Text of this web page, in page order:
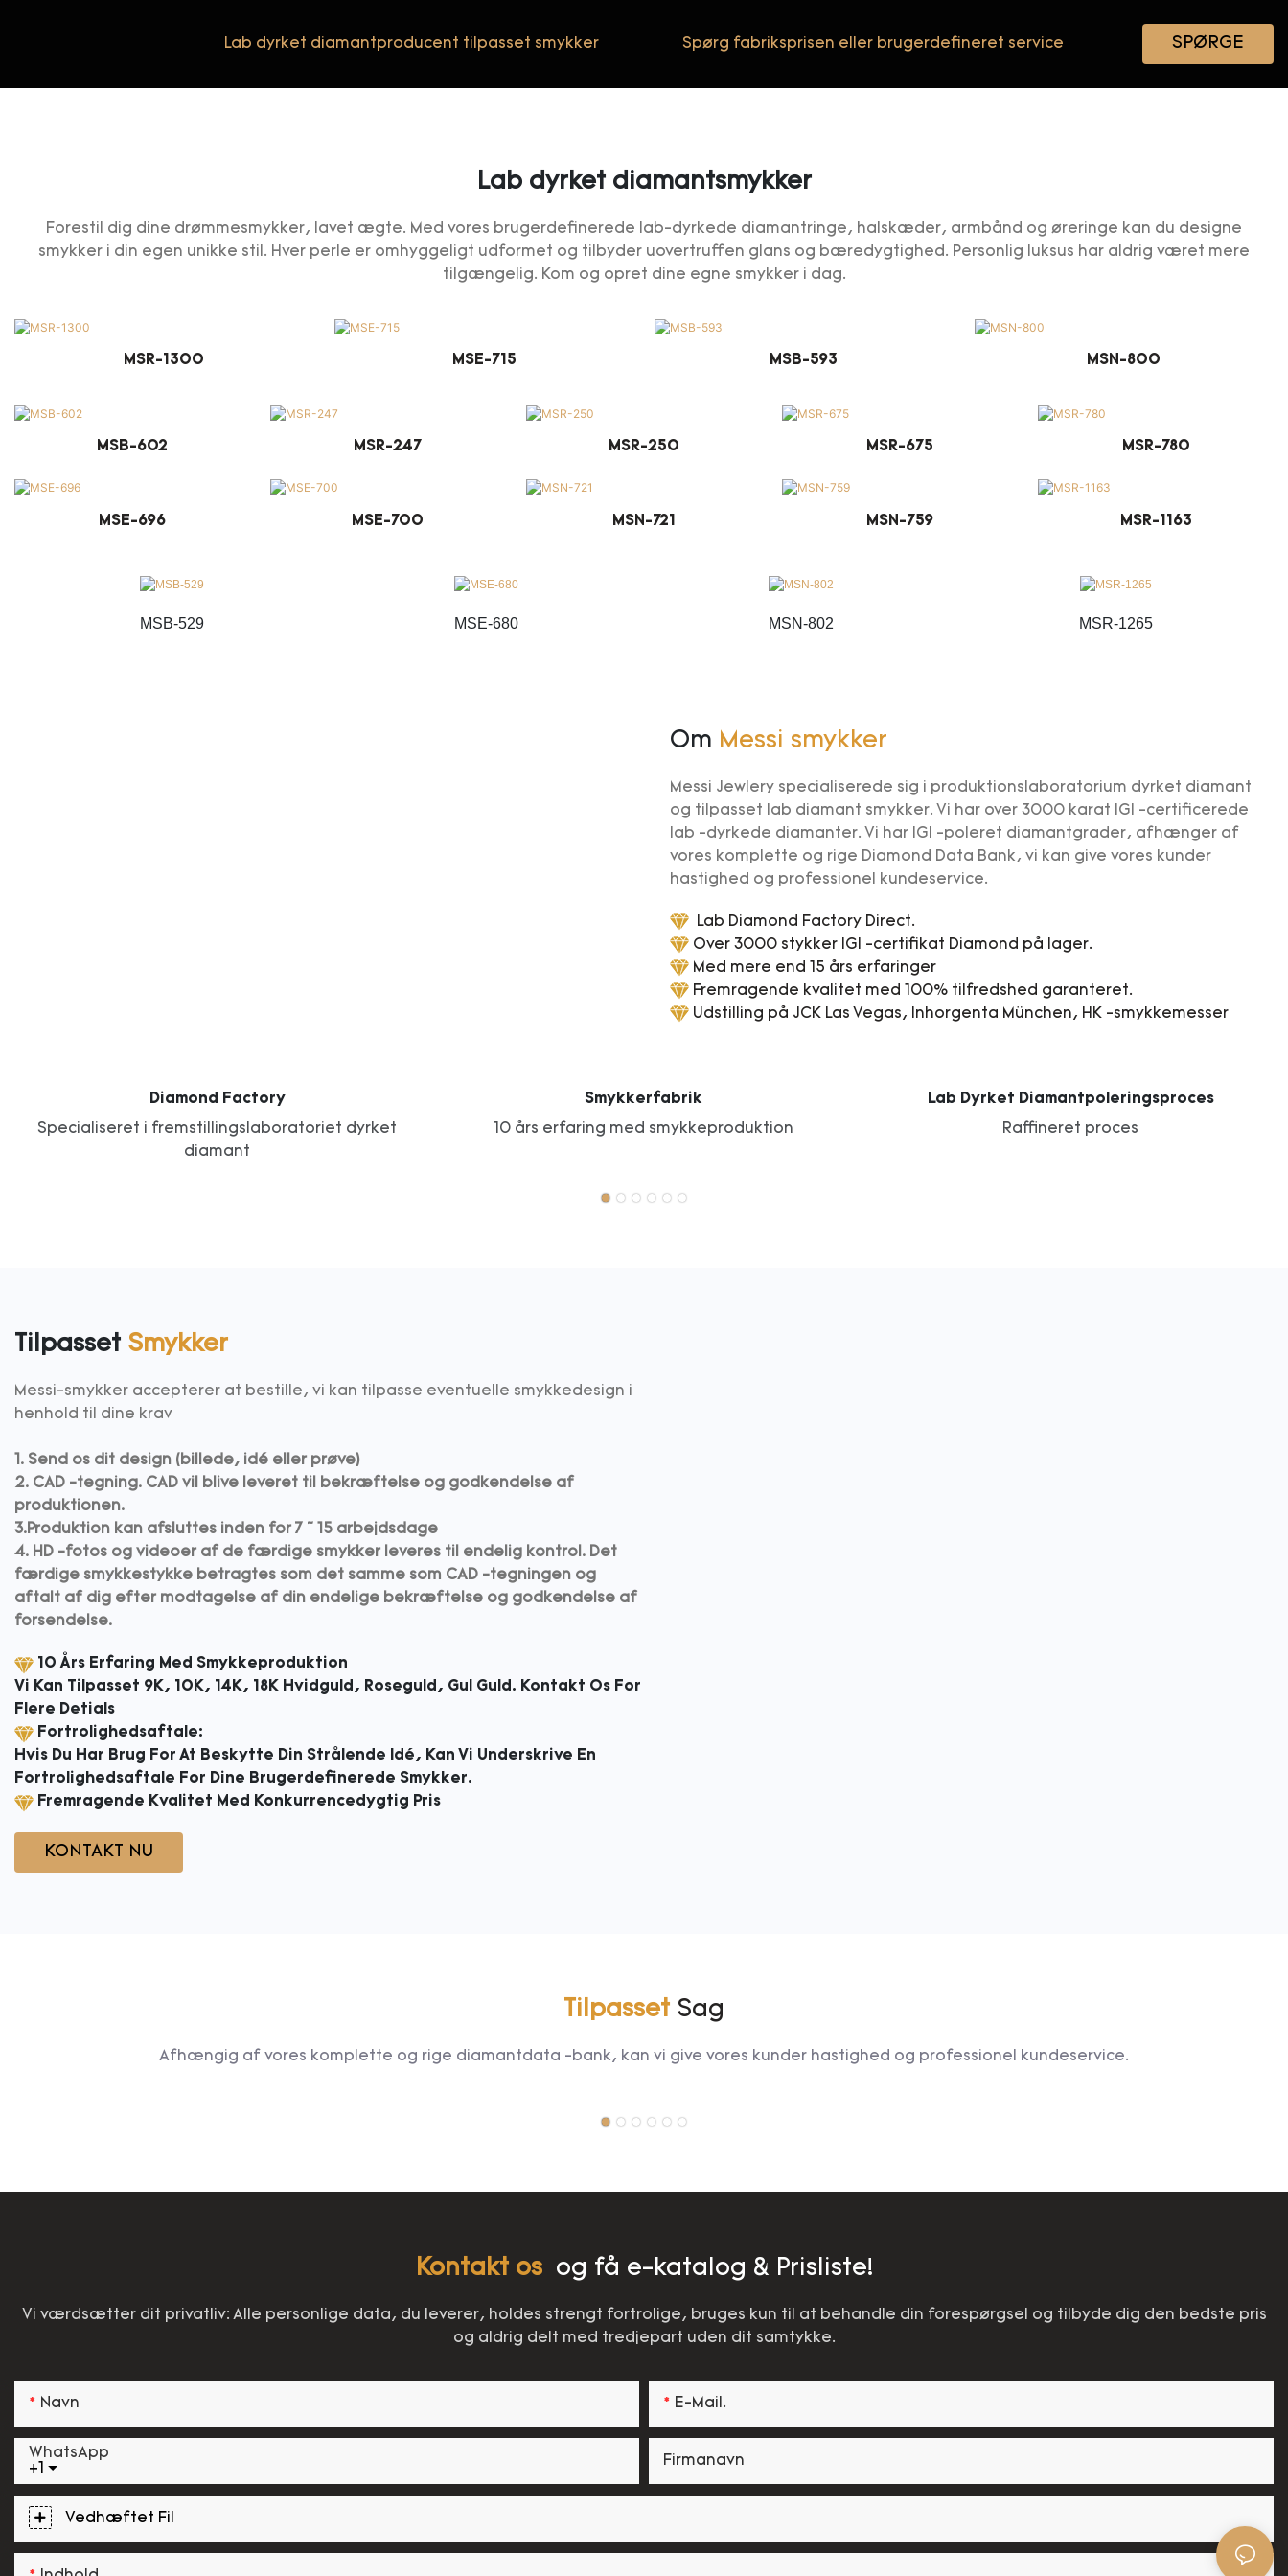
Lab dyrket diamantproducent tilpasset smykker Spørg fabriksprisen eller brugerdefineret service SPØRGE
Lab dyrket diamantsmykker
Forestil dig dine drømmesmykker, lavet ægte. Med vores brugerdefinerede lab-dyrkede diamantringe, halskæder, armbånd og øreringe kan du designe
smykker i din egen unikke stil. Hver perle er omhyggeligt udformet og tilbyder uovertruffen glans og bæredygtighed. Personlig luksus har aldrig været mere
tilgængelig. Kom og opret dine egne smykker i dag.
MSR-1300 MSE-715 MSB-593 MSN-800
MSB-602 MSR-247 MSR-250 MSR-675 MSR-780
MSE-696 MSE-700 MSN-721 MSN-759 MSR-1163
MSB-529 MSE-680 MSN-802 MSR-1265
Om Messi smykker
Messi Jewlery specialiserede sig i produktionslaboratorium dyrket diamant
og tilpasset lab diamant smykker. Vi har over 3000 karat IGI -certificerede
lab -dyrkede diamanter. Vi har IGI -poleret diamantgrader, afhænger af
vores komplette og rige Diamond Data Bank, vi kan give vores kunder
hastighed og professionel kundeservice.
Lab Diamond Factory Direct.
Over 3000 stykker IGI -certifikat Diamond på lager.
Med mere end 15 års erfaringer
Fremragende kvalitet med 100% tilfredshed garanteret.
Udstilling på JCK Las Vegas, Inhorgenta München, HK -smykkemesser
Diamond Factory
Specialiseret i fremstillingslaboratoriet dyrket
diamant
Smykkerfabrik
10 års erfaring med smykkeproduktion
Lab Dyrket Diamantpoleringsproces
Raffineret proces
Tilpasset Smykker
Messi-smykker accepterer at bestille, vi kan tilpasse eventuelle smykkedesign i
henhold til dine krav
1. Send os dit design (billede, idé eller prøve)
2. CAD -tegning. CAD vil blive leveret til bekræftelse og godkendelse af
produktionen.
3.Produktion kan afsluttes inden for 7 ~ 15 arbejdsdage
4. HD -fotos og videoer af de færdige smykker leveres til endelig kontrol. Det
færdige smykkestykke betragtes som det samme som CAD -tegningen og
aftalt af dig efter modtagelse af din endelige bekræftelse og godkendelse af
forsendelse.
10 Års Erfaring Med Smykkeproduktion
Vi Kan Tilpasset 9K, 10K, 14K, 18K Hvidguld, Roseguld, Gul Guld. Kontakt Os For
Flere Detials
Fortrolighedsaftale:
Hvis Du Har Brug For At Beskytte Din Strålende Idé, Kan Vi Underskrive En
Fortrolighedsaftale For Dine Brugerdefinerede Smykker.
Fremragende Kvalitet Med Konkurrencedygtig Pris
KONTAKT NU
Tilpasset Sag
Afhængig af vores komplette og rige diamantdata -bank, kan vi give vores kunder hastighed og professionel kundeservice.
Kontakt os og få e-katalog & Prisliste!
Vi værdsætter dit privatliv: Alle personlige data, du leverer, holdes strengt fortrolige, bruges kun til at behandle din forespørgsel og tilbyde dig den bedste pris
og aldrig delt med tredjepart uden dit samtykke.
Navn E-Mail.
+1
WhatsApp Firmanavn
Vedhæftet Fil